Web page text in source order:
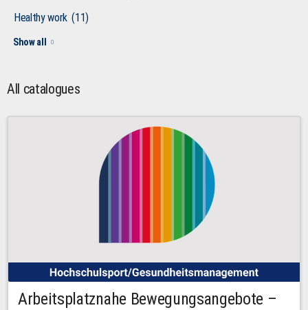
Healthy work (11)
Show all
All catalogues
Arbeitsplatznahe Bewegungsangebote –